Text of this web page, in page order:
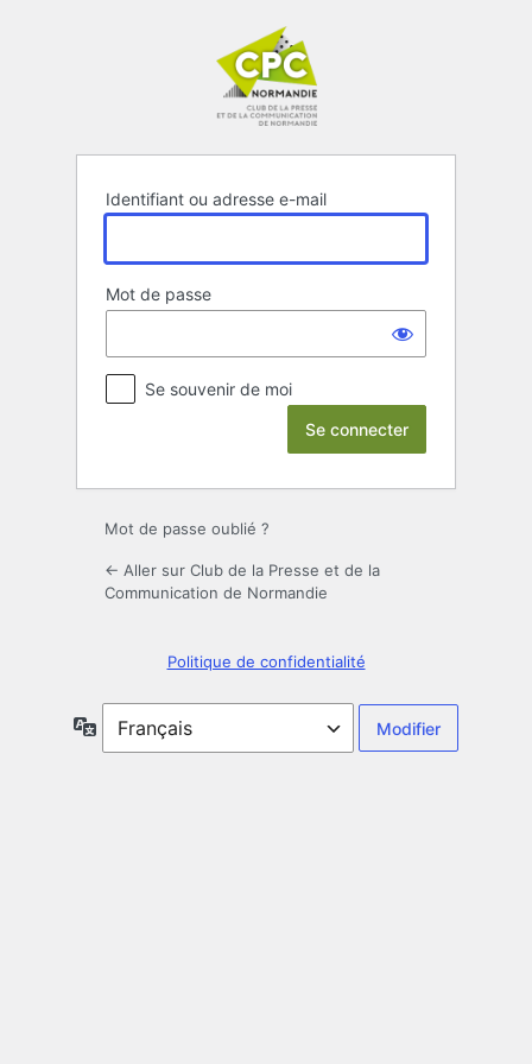
Identifiant ou adresse e-mail
Mot de passe
Se souvenir de moi
Mot de passe oublié ?
← Aller sur Club de la Presse et de la
Communication de Normandie
Politique de confidentialité
Langue